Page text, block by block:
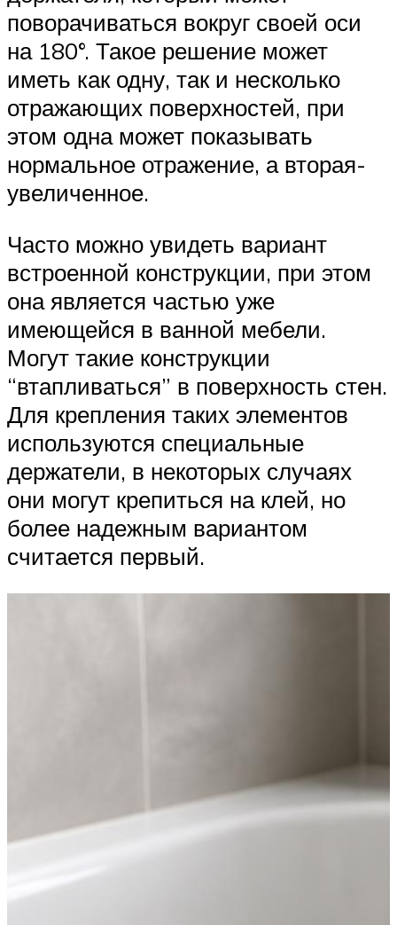
поворачиваться вокруг своей оси
на 180°. Такое решение может
иметь как одну, так и несколько
отражающих поверхностей, при
этом одна может показывать
нормальное отражение, а вторая-
увеличенное.
Часто можно увидеть вариант
встроенной конструкции, при этом
она является частью уже
имеющейся в ванной мебели.
Могут такие конструкции
“втапливаться” в поверхность стен.
Для крепления таких элементов
используются специальные
держатели, в некоторых случаях
они могут крепиться на клей, но
более надежным вариантом
считается первый.